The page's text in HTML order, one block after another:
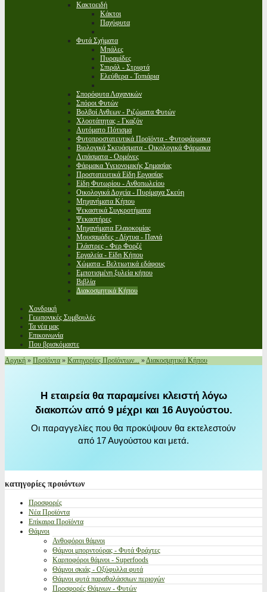
Κακτοειδή
Κάκτοι
Παχύφυτα
Φυτά Σχήματα
Μπάλες
Πυραμίδες
Σπιράλ - Στριφτά
Ελεύθερα - Τοπιάρια
Σπορόφυτα Λαχανικών
Σπόροι Φυτών
Βολβοί Ανθεων - Ριζώματα Φυτών
Χλοοτάπητας - Γκαζόν
Αυτόματο Πότισμα
Φυτοπροστατευτικά Προϊόντα - Φυτοφάρμακα
Βιολογικά Σκευάσματα - Οικολογικά Φάρμακα
Λιπάσματα - Ορμόνες
Φάρμακα Υγειονομικής Σημασίας
Προστατευτικά Είδη Εργασίας
Είδη Φυτωρίου - Ανθοπωλείου
Οικολογικά Δοχεία - Πυρίμαχα Σκεύη
Μηχανήματα Κήπου
Ψεκαστικά Συγκροτήματα
Ψεκαστήρες
Μηχανήματα Ελαιοκομίας
Μουσαμάδες - Δίχτυα - Πανιά
Γλάστρες - Φερ Φορζέ
Εργαλεία - Είδη Κήπου
Χώματα - Βελτιωτικά εδάφους
Εμποτισμένη ξυλεία κήπου
Βιβλία
Διακοσμητικά Κήπου
Χονδρική
Γεωπονικές Συμβουλές
Τα νέα μας
Επικοινωνία
Που βρισκόμαστε
Αρχική » Προϊόντα » Κατηγορίες Προϊόντων... »Διακοσμητικά Κήπου
Η εταιρεία θα παραμείνει κλειστή λόγω
διακοπών από 9 μέχρι και 16 Αυγούστου.
Οι παραγγελίες που θα προκύψουν θα εκτελεστούν
από 17 Αυγούστου και μετά.
κατηγορίες προιόντων
Προσφορές
Νέα Προϊόντα
Επίκαιρα Προϊόντα
Θάμνοι
Ανθοφόροι θάμνοι
Θάμνοι μπορντούρας - Φυτά Φράχτες
Καρποφόροι θάμνοι - Superfoods
Θάμνοι σκιάς - Οξύφυλλα φυτά
Θάμνοι φυτά παραθαλάσσιων περιοχών
Προσφορές Θάμνων - Φυτών